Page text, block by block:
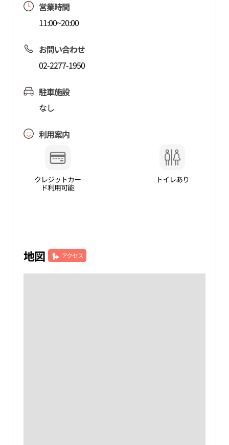
営業時間
11:00~20:00
お問い合わせ
02-2277-1950
駐車施設
なし
利用案内
クレジットカー
ド利用可能
トイレあり
地図 アクセス